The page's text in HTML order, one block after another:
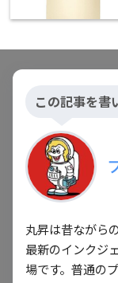
この記事を書
丸昇は昔ながら
最新のインクジ
場です。普通の